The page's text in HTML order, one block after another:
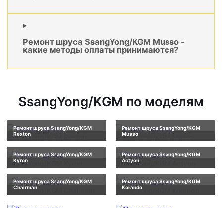
Ремонт шруса SsangYong/KGM Musso -
какие методы оплаты принимаются?
SsangYong/KGM по моделям
Ремонт шруса SsangYong/KGM
Rexton
Ремонт шруса SsangYong/KGM
Musso
Ремонт шруса SsangYong/KGM
Kyron
Ремонт шруса SsangYong/KGM
Actyon
Ремонт шруса SsangYong/KGM
Chairman
Ремонт шруса SsangYong/KGM
Korando